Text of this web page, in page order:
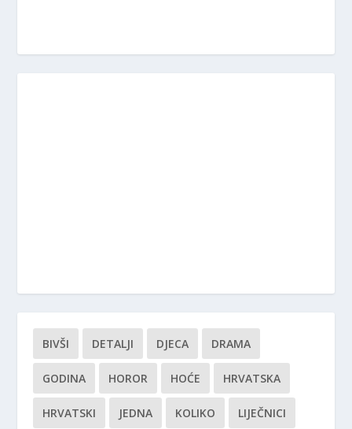
BIVŠI DETALJI DJECA DRAMA
GODINA HOROR HOĆE HRVATSKA
HRVATSKI JEDNA KOLIKO LIJEČNICI